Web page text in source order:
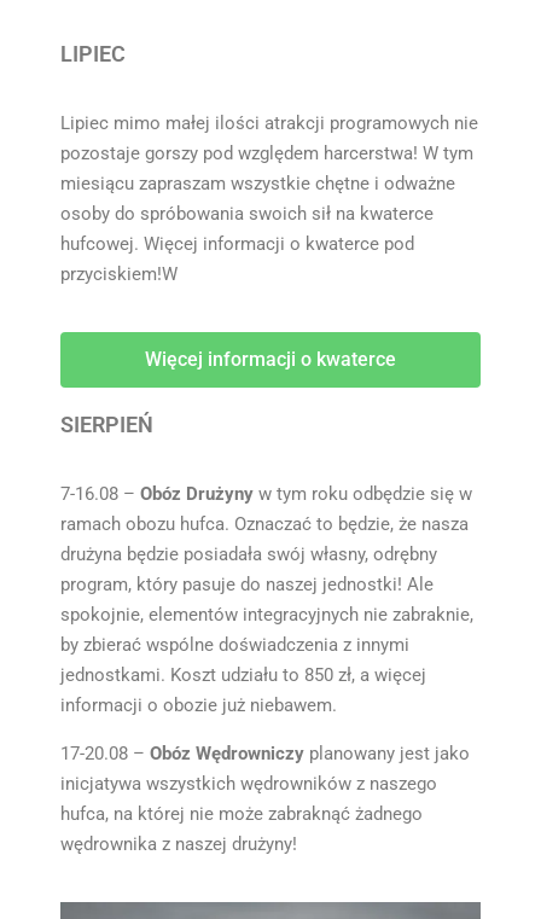
LIPIEC
Lipiec mimo małej ilości atrakcji programowych nie
pozostaje gorszy pod względem harcerstwa! W tym
miesiącu zapraszam wszystkie chętne i odważne
osoby do spróbowania swoich sił na kwaterce
hufcowej. Więcej informacji o kwaterce pod
przyciskiem!W
Więcej informacji o kwaterce
SIERPIEŃ
7-16.08 – Obóz Drużyny w tym roku odbędzie się w
ramach obozu hufca. Oznaczać to będzie, że nasza
drużyna będzie posiadała swój własny, odrębny
program, który pasuje do naszej jednostki! Ale
spokojnie, elementów integracyjnych nie zabraknie,
by zbierać wspólne doświadczenia z innymi
jednostkami. Koszt udziału to 850 zł, a więcej
informacji o obozie już niebawem.
17-20.08 – Obóz Wędrowniczy planowany jest jako
inicjatywa wszystkich wędrowników z naszego
hufca, na której nie może zabraknąć żadnego
wędrownika z naszej drużyny!